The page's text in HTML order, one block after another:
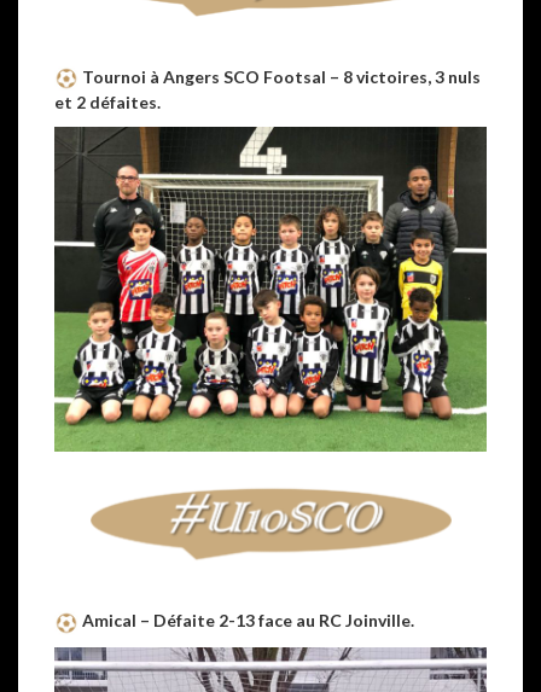
Tournoi à Angers SCO Footsal – 8 victoires, 3 nuls
et 2 défaites.
Amical – Défaite 2-13 face au RC Joinville.